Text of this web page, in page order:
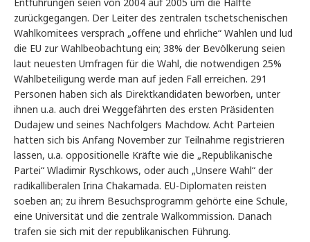
Entführungen seien von 2004 auf 2005 um die Hälfte
zurückgegangen. Der Leiter des zentralen tschetschenischen
Wahlkomitees versprach „offene und ehrliche“ Wahlen und lud
die EU zur Wahlbeobachtung ein; 38% der Bevölkerung seien
laut neuesten Umfragen für die Wahl, die notwendigen 25%
Wahlbeteiligung werde man auf jeden Fall erreichen. 291
Personen haben sich als Direktkandidaten beworben, unter
ihnen u.a. auch drei Weggefährten des ersten Präsidenten
Dudajew und seines Nachfolgers Machdow. Acht Parteien
hatten sich bis Anfang November zur Teilnahme registrieren
lassen, u.a. oppositionelle Kräfte wie die „Republikanische
Partei“ Wladimir Ryschkows, oder auch „Unsere Wahl“ der
radikalliberalen Irina Chakamada. EU-Diplomaten reisten
soeben an; zu ihrem Besuchsprogramm gehörte eine Schule,
eine Universität und die zentrale Walkommission. Danach
trafen sie sich mit der republikanischen Führung.